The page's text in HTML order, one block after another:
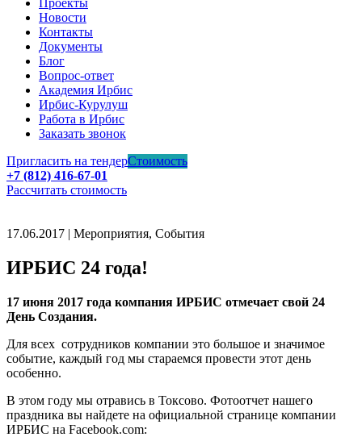
Проекты
Новости
Контакты
Документы
Блог
Вопрос-ответ
Академия Ирбис
Ирбис-Курулуш
Работа в Ирбис
Заказать звонок
Пригласить на тендерСтоимость
+7 (812) 416-67-01
Рассчитать стоимость
17.06.2017 | Мероприятия, События
ИРБИС 24 года!
17 июня 2017 года компания ИРБИС отмечает свой 24
День Создания.
Для всех сотрудников компании это большое и значимое
событие, каждый год мы стараемся провести этот день
особенно.
В этом году мы отравись в Токсово. Фотоотчет нашего
праздника вы найдете на официальной странице компании
ИРБИС на Facebook.com: